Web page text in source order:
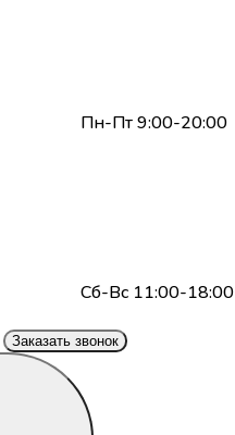
Пн-Пт 9:00-20:00
Сб-Вс 11:00-18:00
Заказать звонок